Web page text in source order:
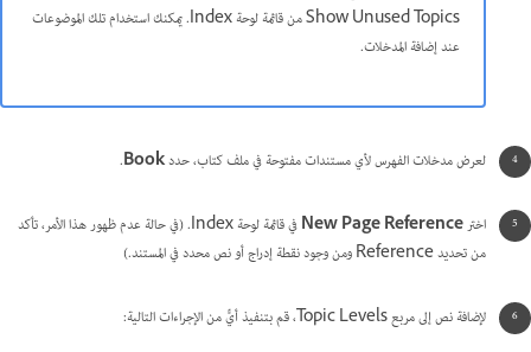
Show Unused Topics من قائمة لوحة Index. يمكنك استخدام تلك الموضوعات
عند إضافة المدخلات.
لعرض مدخلات الفهرس لأي مستندات مفتوحة في ملف كتاب، حددBook
.
اخترNew Page Reference
في قائمة لوحة Index. (في حالة عدم ظهور هذا الأمر، تأكد
من تحديد Reference ومن وجود نقطة إدراج أو نص محدد في المستند.)
لإضافة نص إلى مربع Topic Levels، قم بتنفيذ أيٍّ من الإجراءات التالية: